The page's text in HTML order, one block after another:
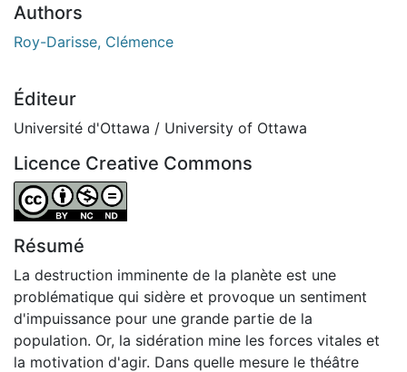
Authors
Roy-Darisse, Clémence
Éditeur
Université d'Ottawa / University of Ottawa
Licence Creative Commons
Attribution-NonCommercial-NoDerivatives 4.0
Résumé
La destruction imminente de la planète est une
problématique qui sidère et provoque un sentiment
d'impuissance pour une grande partie de la
population. Or, la sidération mine les forces vitales et
la motivation d'agir. Dans quelle mesure le théâtre